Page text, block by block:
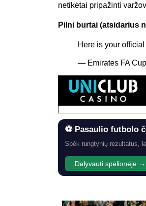
netikėtai pripažinti
Pilni burtai (atsidarius
Here is your official
— Emirates FA
⚽ Pasaulio futbolo
Spėk rungtynių rezultatus,
Dalyvauti spėlionėje →